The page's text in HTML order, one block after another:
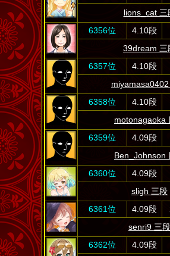
lions_cat 三
6356位
4.10段
39dream 三
6357位
4.10段
6358位
4.10段
motonagaoka
6359位
4.09段
Ben_Johnson
6360位
4.09段
sligh 三段
6361位
4.09段
senri9 三段
6362位
4.09段